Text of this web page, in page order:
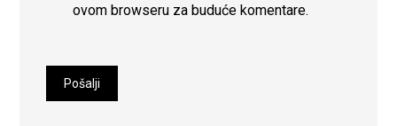
ovom browseru za buduće komentare.